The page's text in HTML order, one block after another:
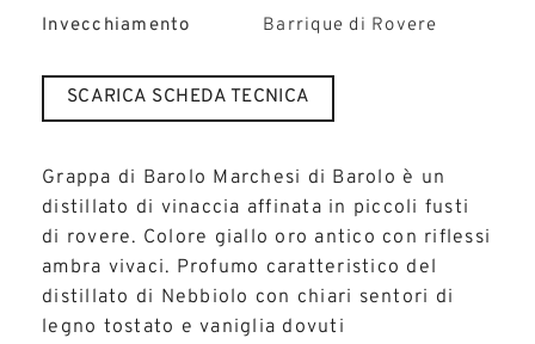
Invecchiamento
Barrique di Rovere
SCARICA SCHEDA TECNICA
Grappa di Barolo Marchesi di Barolo è un
distillato di vinaccia affinata in piccoli fusti
di rovere. Colore giallo oro antico con riflessi
ambra vivaci. Profumo caratteristico del
distillato di Nebbiolo con chiari sentori di
legno tostato e vaniglia dovuti